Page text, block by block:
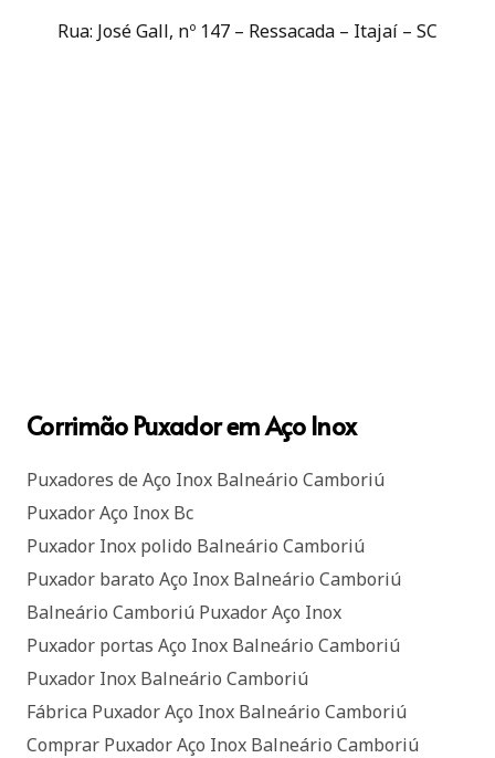
Rua: José Gall, nº 147 – Ressacada – Itajaí – SC
Corrimão Puxador em Aço Inox
Puxadores de Aço Inox Balneário Camboriú
Puxador Aço Inox Bc
Puxador Inox polido Balneário Camboriú
Puxador barato Aço Inox Balneário Camboriú
Balneário Camboriú Puxador Aço Inox
Puxador portas Aço Inox Balneário Camboriú
Puxador Inox Balneário Camboriú
Fábrica Puxador Aço Inox Balneário Camboriú
Comprar Puxador Aço Inox Balneário Camboriú